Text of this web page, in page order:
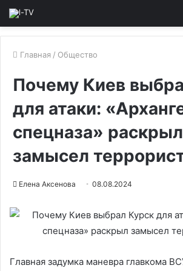
Главная / Общество
Почему Киев
для атаки:
спецназа» раскрыл
замысел
Елена Аксенова 08.08.2024
Главная задумка маневра главкома